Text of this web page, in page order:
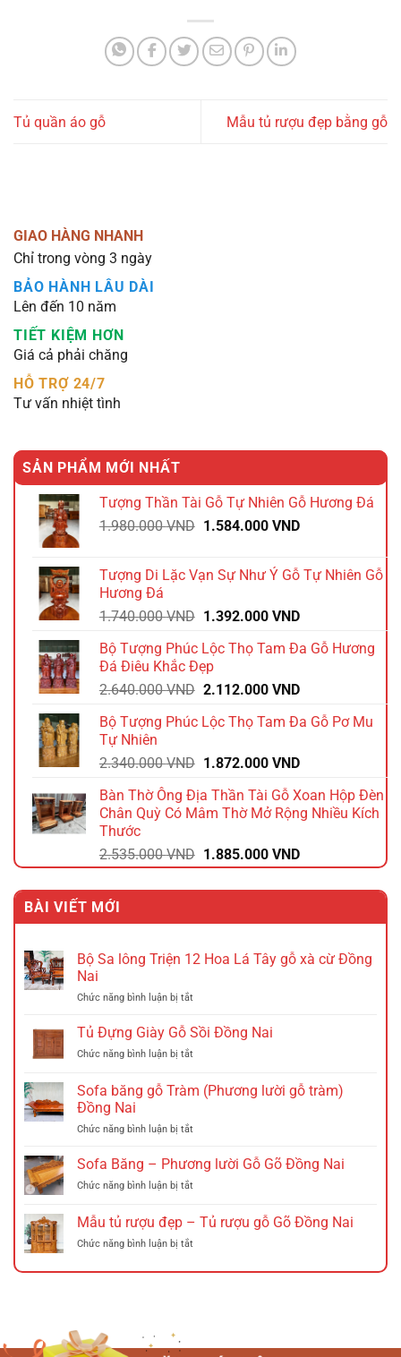
Tủ quần áo gỗ Mẫu tủ rượu đẹp bằng gỗ
GIAO HÀNG NHANH
Chỉ trong vòng 3 ngày
BẢO HÀNH LÂU DÀI
Lên đến 10 năm
TIẾT KIỆM HƠN
Giá cả phải chăng
HỖ TRỢ 24/7
Tư vấn nhiệt tình
SẢN PHẨM MỚI NHẤT
Tượng Thần Tài Gỗ Tự Nhiên Gỗ Hương Đá
1.980.000VND Giá
1.980.000 VND.
1.584.000 VNDGiá
là:
Tượng Di Lặc Vạn Sự Như Ý Gỗ Tự Nhiên Gỗ
Hương Đá
1.740.000VND Giá
là:
1.740.000 VND.
1.392.000 VNDGiá
tại
1.392.000 VND.
Bộ Tượng Phúc Lộc Thọ Tam Đa Gỗ Hương
Đá Điêu Khắc Đẹp
2.640.000VND Giá
là:
2.112.000 VNDGiá
tại
2.112.000 VND.
Bộ Tượng Phúc Lộc Thọ Tam Đa Gỗ Pơ Mu
Tự Nhiên
2.340.000VND Giá
là:
2.340.000 VND.
1.872.000 VNDGiá
tại
là:
Bàn Thờ Ông Địa Thần Tài Gỗ Xoan Hộp Đèn
Chân Quỳ Có Mâm Thờ Mở Rộng Nhiều Kích
Thước
2.535.000VND Giá
gốc
là:
1.885.000 VNDGiá
hiện
tại
1.885.000 VND.
BÀI VIẾT MỚI
Bộ Sa lông Triện 12 Hoa Lá Tây gỗ xà cừ Đồng
Nai
Chức năng bình luận bị tắtở
Sa
Triện
Hoa
gỗ
cừ
Tủ Đựng Giày Gỗ Sồi Đồng Nai
Chức năng bình luận bị tắtở
Đựng
Giày
Sồi
Nai
Sofa băng gỗ Tràm (Phương lười gỗ tràm)
Đồng Nai
Chức năng bình luận bị tắtở
băng
Tràm
lười
tràm)
Sofa Băng – Phương lười Gỗ Gõ Đồng Nai
Chức năng bình luận bị tắtở
Băng
Phương
Gỗ
Mẫu tủ rượu đẹp – Tủ rượu gỗ Gõ Đồng Nai
Chức năng bình luận bị tắtở
tủ
rượu